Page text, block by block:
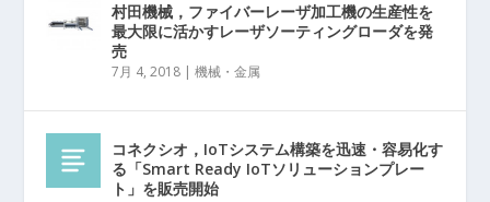
村田機械，ファイバーレーザ加工機の生産性を
最大限に活かすレーザソーティングローダを発
売
7月 4, 2018 |機械・金属
コネクシオ，IoTシステム構築を迅速・容易化す
る「Smart Ready IoTソリューションプレー
ト」を販売開始